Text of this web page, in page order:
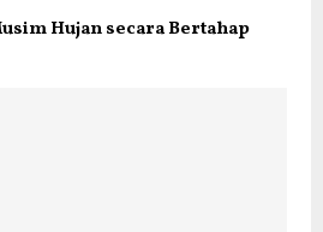
Hujan secara Bertahap